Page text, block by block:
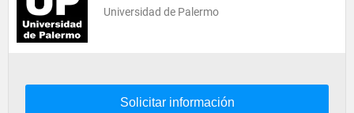
Universidad de Palermo
Solicitar información